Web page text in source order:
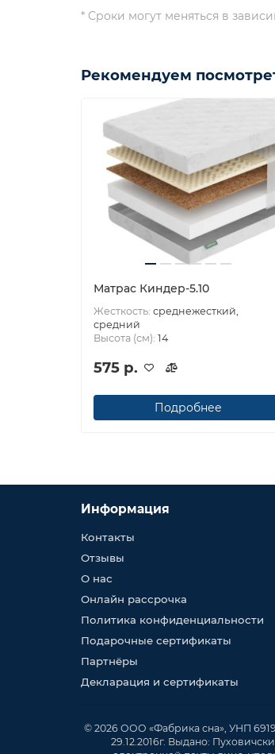
* Сроки могут меняться в
Рекомендуем
Матрас Киндер-5.10
Жесткость: среднежесткий,
средний
Высота (см): 14
575 р.
Подробнее
Информация
Контакты
Отзывы
О нас
Онлайн рассрочка
Политика конфиденциальности
Подарочные сертификаты
Партнёры
Декларация и сертификаты
© 2026 ООО «Фабрика сна», УНП
29.12.2016г. Выдано: